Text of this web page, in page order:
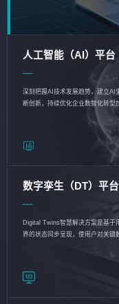
人工智能（AI）平台
深刻把握AI技术发展趋势，建立AI
断创新，持续优化企业数智化转
数字孪生（DT）平台
Digital Twins智慧解决方案是基于
界的状态同步呈现，使用户对关键